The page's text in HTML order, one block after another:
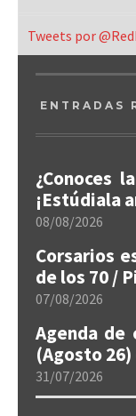
Tweets por
ENTRADAS
¿Conoces
¡Estúdiala
08/08/2026
Corsarios
de los 70 /
07/08/2026
Agenda
(Agosto 26)
31/07/2026